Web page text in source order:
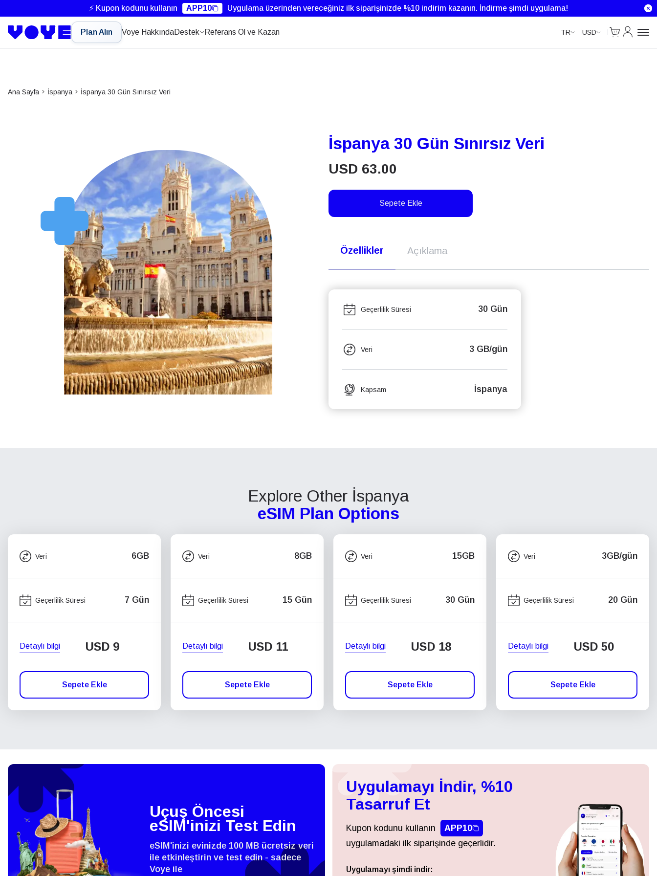
⚡ Kupon kodunu kullanın APP10 Uygulama üzerinden vereceğiniz ilk siparişinizde %10 indirim kazanın. İndirme şimdi uygulama!
Plan Alın Voye HakkındaDestek Referans Ol ve Kazan TR USD
Cart
Hesabım
Ana Sayfa İspanya İspanya 30 Gün Sınırsız Veri
İspanya 30 Gün Sınırsız Veri
USD 63.00
Sepete Ekle
Özellikler Açıklama
Geçerlilik Süresi 30 Gün
Veri 3 GB/gün
Kapsam İspanya
Explore Other İspanya
eSIM Plan Options
Veri 6GB
Geçerlilik Süresi 7 Gün
Detaylı bilgi USD 9
Sepete Ekle
Veri 8GB
Geçerlilik Süresi 15 Gün
Detaylı bilgi USD 11
Sepete Ekle
Veri 15GB
Geçerlilik Süresi 30 Gün
Detaylı bilgi USD 18
Sepete Ekle
Veri 3GB/gün
Geçerlilik Süresi 20 Gün
Detaylı bilgi USD 50
Sepete Ekle
Uçuş Öncesi
eSIM'inizi Test Edin
eSIM'inizi evinizde 100 MB ücretsiz veri
ile etkinleştirin ve test edin - sadece
Voye ile
Uygulamayı İndir, %10
Tasarruf Et
Kupon kodunu kullanın
APP10
uygulamadaki ilk siparişinde geçerlidir.
Uygulamayı şimdi indir:
Giriş Yap veya Kayıt Ol